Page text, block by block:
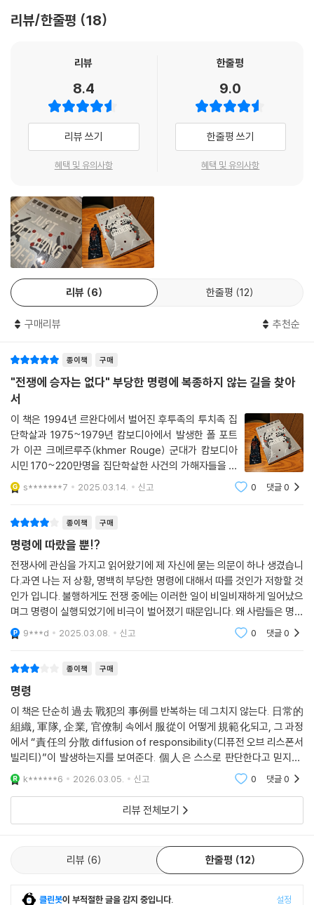
그중 12명의 피고인은 사형에 처해졌다. 그럼에도 지시체계 최하단에서 명
는 논쟁의 대상이 됐다. 강압적 상황에서 명령을 따르는 이들에게는 일시
을 단순히 명령 때문에 실행할 수 있는 걸까?
『명령에 따랐을 뿐!?: 복종하는 뇌, 저항하는 뇌』는 벨기에 겐트대학교 실
험심리학과 부교수 에밀리 A. 캐스파가 2016년부터 지속해 온 자신의 연
구들을 정리해 명령에 복종할 때 인간의 뇌에서 일어나는 인지신경과학적
를 분석해 집단학살?집단 폭력 사태가 일어나는 원인에 대한 종합적 지식
을 제공한다. 특별한 점은 한정된 연구 틀에 머무르지 않는다는 점이다. 저
자는 통제된 환경과 일부 인구 집단에 국한되는 실험실 연구의 한계를 인
정하고 집단학살이 발생했던 르완다, 캄보디아를 방문해 실제 학살의 가해
자들을 인터뷰한 후 실험 결과를 종합해 낸다. 그뿐 아니라 이들 정보를 바
탕으로 우리 사회가 집단적 폭력에 물들지 않도록 예방할 수 있는 방법도
모색하고 있다.
신경심리학 및 인지신경과학을 전공한 에밀리 캐스파는 권위와 명령에 대
의 독창성은 명령과 수행 과정에서 일어나는 실험자의 변화를 인지신경과
학의 수준에서 객관적으로 관찰한다는 것이다. 기존의 심리학 연구가 인간
이 명령에 복종해 어떤 잔혹한 행동까지 할 수 있는지를 보여주는 데 그쳤
다면, 그의 연구는 명령에 따르는 사람의 뇌에서 나타나는 변화와 그 의미
를 밝혀준다. 박사 학위 논문 「강압은 인간 뇌의 주체의식을 변화시킨다」는
이러한 뇌과학적 접근법으로 센세이션을 일으켰고 일거에 심리학계 및 과
학계의 이목을 집중시켰다. 캐스파는 이 논문으로 2016년 3년마다 최고
의 심리학 박사 논문을 뽑는 벨기에 왕립아카데미 심리학상을 수상했고,
같은 해 관련 연구물에 수여하는 의식과학연구협회 윌리엄제임스상과 이
븐스 과학상을 모두 수상했다. 같은 주제로 일련의 연구들이 이어져 2017
년에는 국제 심리학회의 라이징스타에 노미네이트 됐고, 2023년에는 국
제 사회신경과학회의 얼리커리어상을 수상했다. 이 둘은 모두 연구 경력이
짧은 신인 연구자를 위한 상으로 캐스파의 행보가 얼마나 큰 관심을 받고
있는지 가늠할 수 있는 수상이다.
복종하는 뇌에서는 무슨 일이 일어날까?
명령에 따르는 행동의 신경적 뿌리 찾기
“그보다 나는 사람들이 다른 사람에게 고통을 주는 명령에 복종하기로 동
의했을 때 그들의 뇌에서 무슨 일이 일어나는지 이해하고 싶었다.”
에밀리 캐스파는 자신의 연구가 밀그램 실험의 영향 아래에서 고안되었다
고 설명하고 있다. 1961년 심리학자 스탠리 밀그램이 시행한 ‘귄위에 대한
복종’ 연구는 실험자의 명령을 받은 참여자가 다른 이에게 얼만큼의 고통
을 줄 수 있는지를 확인한 실험이다. 실험에서는 참여자 65퍼센트가 상대
의 “비명과 애원에도 불구하고” 명령에 따라 최대치인 450볼트의 전압을
가했다는 결과가 나타나 충격을 주었다. 이 실험은 복종 연구에 있어 가장
중요한 레퍼런스로 자리잡았고 이어진 다른 연구자들의 유사 실험들은 밀
밀그램 실험과 여타의 유사 실험들은 모두 특별한 동기 없이 명령만으로도
있다. 하지만 에밀리 캐스파는 밀그램 실험과 유사 실험들이 “주어진 상황
리뷰/한줄평 18
리뷰
8.4
리뷰 쓰기
혜택 및 유의사항
한줄평
9.0
한줄평 쓰기
혜택 및 유의사항
리뷰 6 한줄평 12
구매리뷰 추천순
종이책 구매
"전쟁에 승자는 없다" 부당한 명령에 복종하지 않는 길을 찾아
서
이 책은 1994년 르완다에서 벌어진 후투족의 투치족 집
단학살과 1975~1979년 캄보디아에서 발생한 폴 포트
가 이끈 크메르루주(khmer Rouge) 군대가 캄보디아
시민 170~220만명을 집단학살한 사건의 가해자들을 대
상으로 심층면접과 뇌파검사 등을 한 연구 결과를 보여준
다.때마침 한국에서는 2024년 12월 3일 계엄이 선포되
는 국회
s*******7 2025.03.14. 신고 0 댓글0
종이책 구매
명령에 따랐을 뿐!?
전쟁사에 관심을 가지고 읽어왔기에 제 자신에 묻는 의문이 하나 생겼습니
다.과연 나는 저 상황, 명백히 부당한 명령에 대해서 따를 것인가 저항할 것
인가 입니다. 불행하게도 전쟁 중에는 이러한 일이 비일비재하게 일어났으
며그 명령이 실행되었기에 비극이 벌어졌기 때문입니다. 왜 사람들은 명백
히 타인을 해치게 될 명령에 따랐을까요?거기에 대해서 분석연구한 책이
나왔습니다. 밀
9***d 2025.03.08. 신고 0 댓글0
종이책 구매
명령
이 책은 단순히 過去 戰犯의 事例를 반복하는 데 그치지 않는다. 日常的
組織, 軍隊, 企業, 官僚制 속에서 服從이 어떻게 規範化되고, 그 과정
에서 “責任의 分散 diffusion of responsibility(디퓨전 오브 리스폰서
빌리티)”이 발생하는지를 보여준다. 個人은 스스로 판단한다고 믿지만,
實際로는 制度와 權威의 枠 안에서 思考를 委任하는 경우가 적지 않다
는 冷徹한 診斷이다.
k******6 2026.03.05. 신고 0 댓글0
리뷰 전체보기
리뷰 6 한줄평 12
클린봇이 부적절한 글을 감지 중입니다. 설정